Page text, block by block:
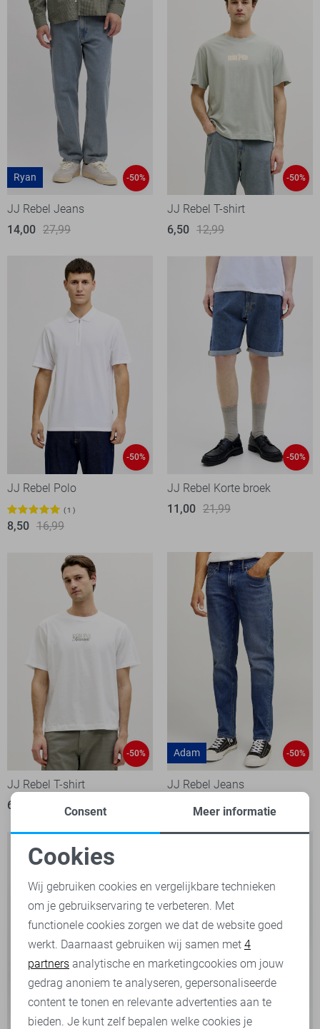
Ryan -50%
JJ Rebel Jeans
14,00 27,99
-50%
JJ Rebel T-shirt
6,50 12,99
-50%
JJ Rebel Polo
1
8,50 16,99
-50%
JJ Rebel Korte broek
11,00 21,99
-50%
JJ Rebel T-shirt
6,50
Adam -50%
JJ Rebel Jeans
14,00
27,99
Noodzakelijke cookies
Personalisatie cookies
Analytische cookies
Marketing cookies
Consent Meer informatie
Cookies
Wij gebruiken cookies en vergelijkbare technieken
om je gebruikservaring te verbeteren. Met
functionele cookies zorgen we dat de website goed
werkt. Daarnaast gebruiken wij samen met 4
partners analytische en marketingcookies om jouw
gedrag anoniem te analyseren, gepersonaliseerde
content te tonen en relevante advertenties aan te
bieden. Je kunt zelf bepalen welke cookies je